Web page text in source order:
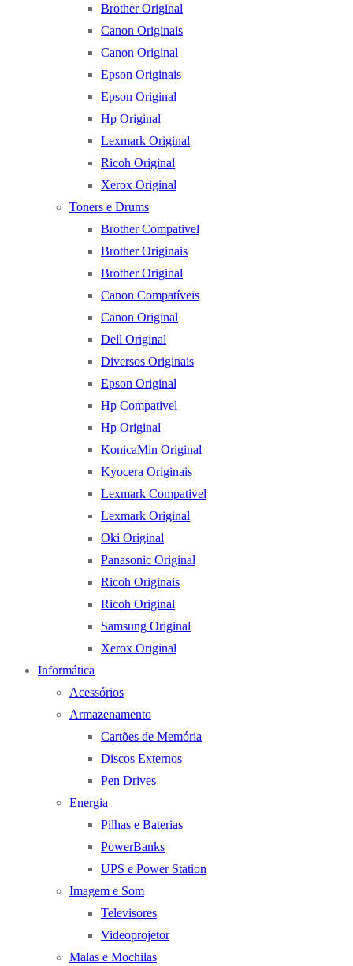
Brother Original
Canon Originais
Canon Original
Epson Originais
Epson Original
Hp Original
Lexmark Original
Ricoh Original
Xerox Original
Toners e Drums
Brother Compativel
Brother Originais
Brother Original
Canon Compatíveis
Canon Original
Dell Original
Diversos Originais
Epson Original
Hp Compativel
Hp Original
KonicaMin Original
Kyocera Originais
Lexmark Compativel
Lexmark Original
Oki Original
Panasonic Original
Ricoh Originais
Ricoh Original
Samsung Original
Xerox Original
Informática
Acessórios
Armazenamento
Cartões de Memória
Discos Externos
Pen Drives
Energia
Pilhas e Baterias
PowerBanks
UPS e Power Station
Imagem e Som
Televisores
Videoprojetor
Malas e Mochilas